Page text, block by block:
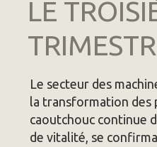
LE
Le secteur des
la transformation des
caoutchouc continue
de vitalité, se